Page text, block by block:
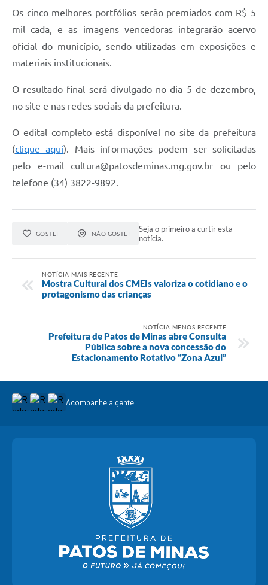
Os cinco melhores portfólios serão premiados com R$ 5
mil cada, e as imagens vencedoras integrarão acervo
oficial do município, sendo utilizadas em exposições e
materiais institucionais.
O resultado final será divulgado no dia 5 de dezembro,
no site e nas redes sociais da prefeitura.
O edital completo está disponível no site da prefeitura
(clique aqui). Mais informações podem ser solicitadas
pelo e-mail cultura@patosdeminas.mg.gov.br ou pelo
telefone (34) 3822-9892.
GOSTEI NÃO GOSTEI
Seja o primeiro a curtir esta
notícia.
NOTÍCIA MAIS RECENTE
Mostra Cultural dos CMEIs valoriza o cotidiano e o
protagonismo das crianças
NOTÍCIA MENOS RECENTE
Prefeitura de Patos de Minas abre Consulta
Pública sobre a nova concessão do
Estacionamento Rotativo “Zona Azul”
Acompanhe a gente!